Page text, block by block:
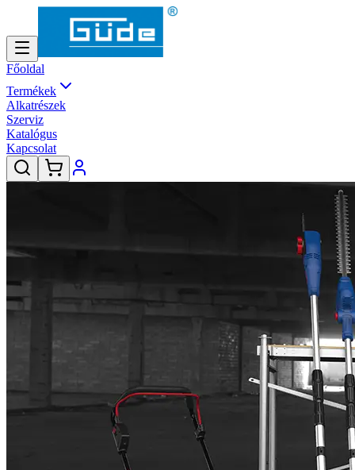
Főoldal
Termékek
Alkatrészek
Szerviz
Katalógus
Kapcsolat